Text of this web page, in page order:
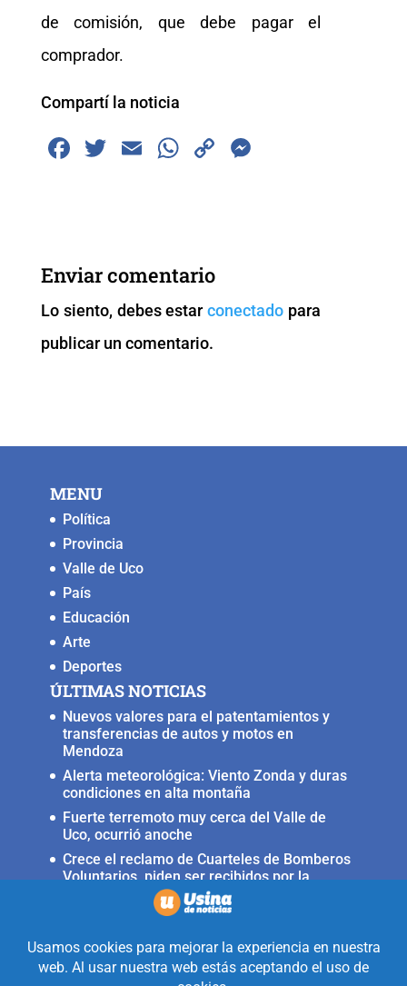
de comisión, que debe pagar el
comprador.
Compartí la noticia
F
b
o
o
k
T
E
W
A
p
p
C
k
er
Enviar comentario
Lo siento, debes estarconectado para
publicar un comentario.
MENU
Política
Provincia
Valle de Uco
País
Educación
Arte
Deportes
ÚLTIMAS NOTICIAS
Nuevos valores para el patentamientos y
transferencias de autos y motos en
Mendoza
Alerta meteorológica: Viento Zonda y duras
condiciones en alta montaña
Fuerte terremoto muy cerca del Valle de
Uco, ocurrió anoche
Crece el reclamo de Cuarteles de Bomberos
Voluntarios, piden ser recibidos por la
Llega a San Carlos la Copa Internacional
Realizado con la mirada equidistante de
alguien a quién solo le interesa